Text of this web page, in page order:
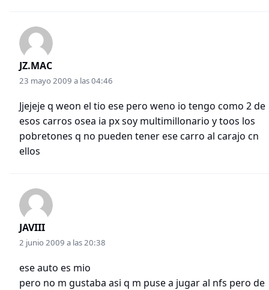
JZ.MAC
23 mayo 2009 a las 04:46
Jjejeje q weon el tio ese pero weno io tengo como 2 de
esos carros osea ia px soy multimillonario y toos los
pobretones q no pueden tener ese carro al carajo cn
ellos
JAVIII
2 junio 2009 a las 20:38
ese auto es mio
pero no m gustaba asi q m puse a jugar al nfs pero de